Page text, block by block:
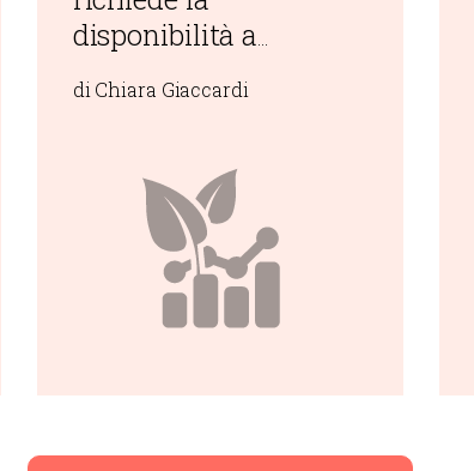
disponibilità a
abbandonando l’ideale
illimitata: siamo
pronti a farlo?
di Chiara Giaccardi